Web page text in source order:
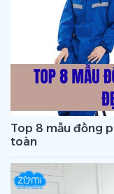
Top 8 mẫu đồng
toàn